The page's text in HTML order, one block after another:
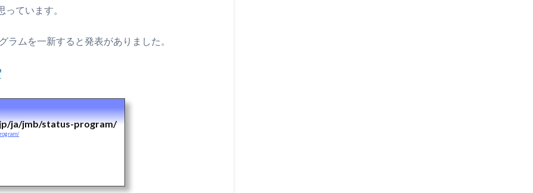
っています。
ラムを一新すると発表がありました。
ja/jmb/status-program/